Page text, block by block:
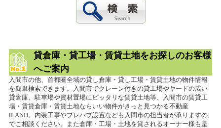
貸倉庫・貸工場・賃貸土地をお探しのお客様
へご案内
入間市の他、首都圏全域の貸し倉庫・貸し工場・賃貸土地の物件情報
を簡単検索できます。入間市でクレーン付きの貸工場やヤードの広い
貸倉庫、駐車場や資材置場にピッタリな賃貸土地等、入間市の賃貸工
場・賃貸倉庫・賃貸土地ならいい物件がきっと見つかる不動産
iLAND。内装工事やプレハブ設置なども入間市の担当者が承りますの
でご相談ください。また倉庫・工場・土地を貸されるオーナー様も是